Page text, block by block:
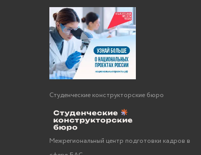
Студенческие конструкторские бюро
Межрегиональный центр подготовки кадров в